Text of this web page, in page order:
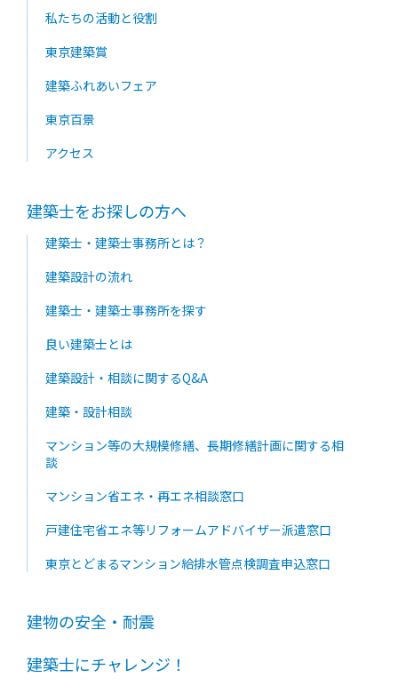
私たちの活動と役割
東京建築賞
建築ふれあいフェア
東京百景
アクセス
建築士をお探しの方へ
建築士・建築士事務所とは？
建築設計の流れ
建築士・建築士事務所を探す
良い建築士とは
建築設計・相談に関するQ&A
建築・設計相談
マンション等の大規模修繕、長期修繕計画に関する相
談
マンション省エネ・再エネ相談窓口
戸建住宅省エネ等リフォームアドバイザー派遣窓口
東京とどまるマンション給排水管点検調査申込窓口
建物の安全・耐震
建築士にチャレンジ！